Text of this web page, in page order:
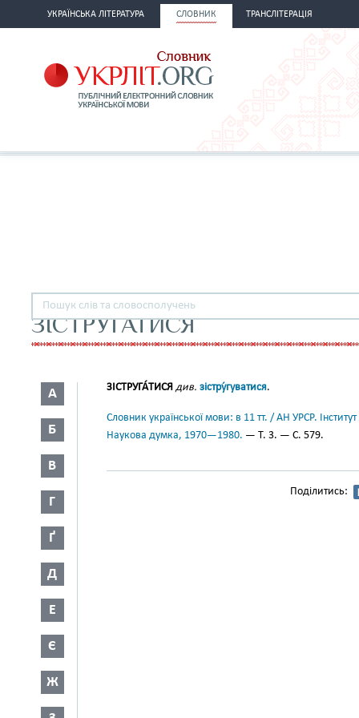
УКРАЇНСЬКА ЛІТЕРАТУРА СЛОВНИК ТРАНСЛІТЕРАЦІЯ
ЗІСТРУГАТИСЯ
А
Б
В
Г
Ґ
Д
Е
Є
Ж
ЗІСТРУГА́ТИСЯ див. зістру́гуватися.
Словник української мови: в 11 тт. / АН УРСР.
Наукова думка, 1970—1980. — Т. 3. — С. 579.
Поділитись: